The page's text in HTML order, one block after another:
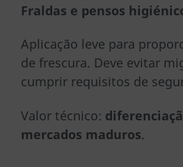
Fraldas e pensos
Aplicação leve para
de frescura. Deve evitar
cumprir requisitos de
Valor técnico:
mercados maduros.